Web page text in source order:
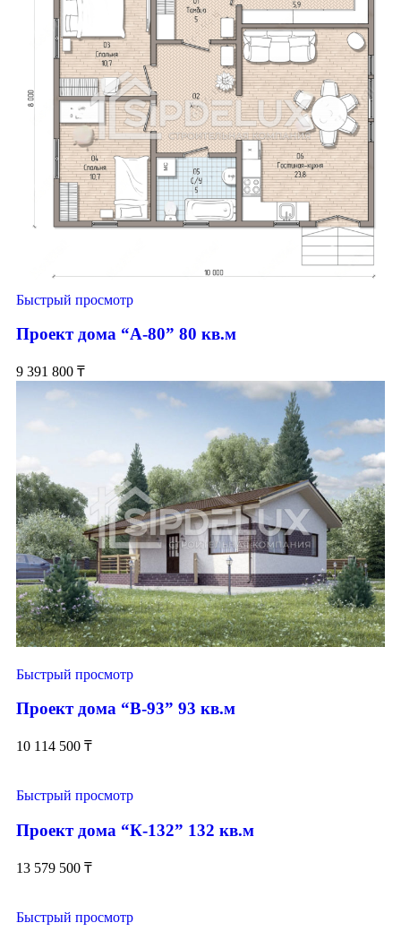
Быстрый просмотр
Проект дома “А-80” 80 кв.м
9 391 800 ₸
Быстрый просмотр
Проект дома “В-93” 93 кв.м
10 114 500 ₸
Быстрый просмотр
Проект дома “К-132” 132 кв.м
13 579 500 ₸
Быстрый просмотр